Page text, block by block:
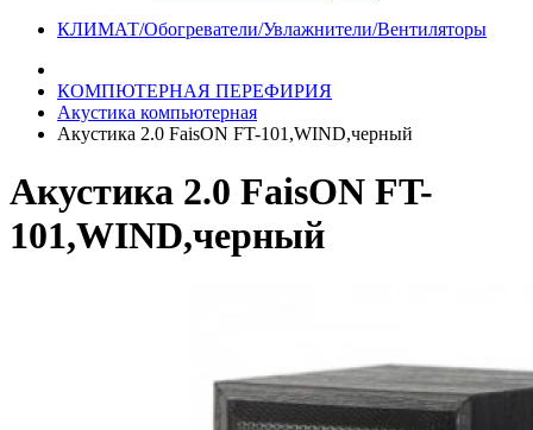
КЛИМАТ/Обогреватели/Увлажнители/Вентиляторы
КОМПЮТЕРНАЯ ПЕРЕФИРИЯ
Акустика компьютерная
Акустика 2.0 FaisON FT-101,WIND,черный
Акустика 2.0 FaisON FT-
101,WIND,черный